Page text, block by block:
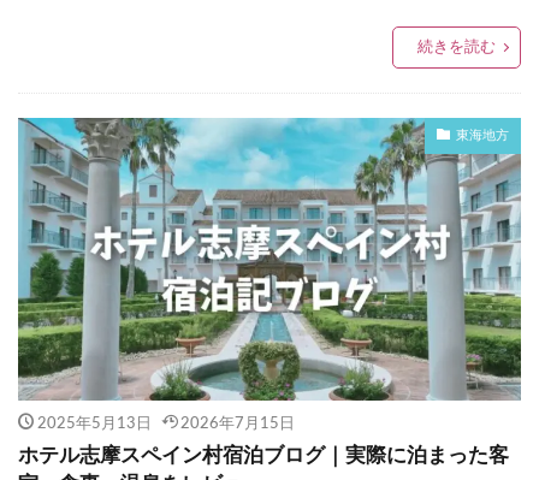
続きを読む
東海地方
2025年5月13日 2026年7月15日
ホテル志摩スペイン村宿泊ブログ｜実際に泊まった客